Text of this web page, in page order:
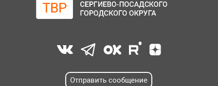
Отправить сообщение